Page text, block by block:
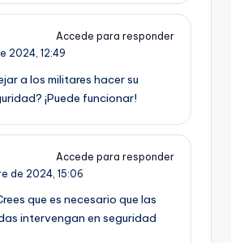
Accede para responder
2024, 12:49
a los militares hacer su
¡Puede funcionar!
Accede para responder
de 2024, 15:06
que es necesario que las
intervengan en seguridad